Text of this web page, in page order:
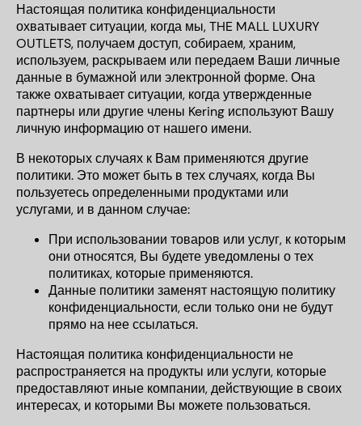
Настоящая политика конфиденциальности
охватывает ситуации, когда мы, THE MALL LUXURY
OUTLETS, получаем доступ, собираем, храним,
используем, раскрываем или передаем Ваши личные
данные в бумажной или электронной форме. Она
также охватывает ситуации, когда утвержденные
партнеры или другие члены Kering используют Вашу
личную информацию от нашего имени.
В некоторых случаях к Вам применяются другие
политики. Это может быть в тех случаях, когда Вы
пользуетесь определенными продуктами или
услугами, и в данном случае:
При использовании товаров или услуг, к которым
они относятся, Вы будете уведомлены о тех
политиках, которые применяются.
Данные политики заменят настоящую политику
конфиденциальности, если только они не будут
прямо на нее ссылаться.
Настоящая политика конфиденциальности не
распространяется на продукты или услуги, которые
предоставляют иные компании, действующие в своих
интересах, и которыми Вы можете пользоваться.